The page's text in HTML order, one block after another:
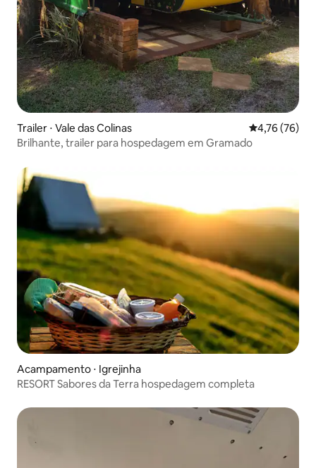
Trailer ⋅ Vale das Colinas 4,76 de uma
4,76 (76)
Brilhante, trailer para hospedagem em Gramado
Acampamento ⋅ Igrejinha
RESORT Sabores da Terra hospedagem completa